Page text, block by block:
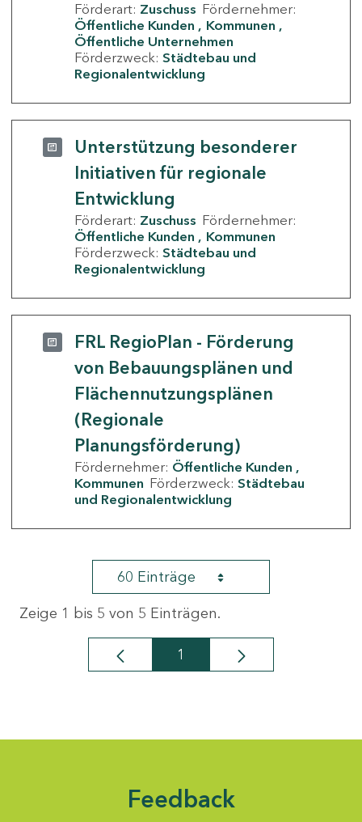
Förderart: Zuschuss Fördernehmer:
Öffentliche Kunden
Kommunen
Öffentliche Unternehmen
Förderzweck: Städtebau und
Regionalentwicklung
Unterstützung besonderer
Initiativen für regionale
Entwicklung
Förderart: Zuschuss Fördernehmer:
Öffentliche Kunden
Kommunen
Förderzweck: Städtebau und
Regionalentwicklung
FRL RegioPlan - Förderung
von Bebauungsplänen und
Flächennutzungsplänen
(Regionale
Planungsförderung)
Fördernehmer: Öffentliche Kunden
Kommunen Förderzweck: Städtebau
und Regionalentwicklung
60 Einträge
Zeige 1 bis 5 von 5 Einträgen.
Seite
1
Feedback